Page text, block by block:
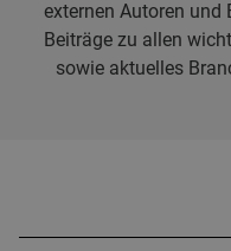
externen Autoren und
Beiträge zu allen
sowie aktuelles